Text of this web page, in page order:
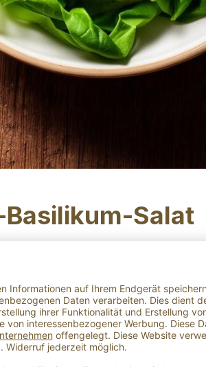
Salat
mit Mangoessig &
|Schwierigkeit: Einfach